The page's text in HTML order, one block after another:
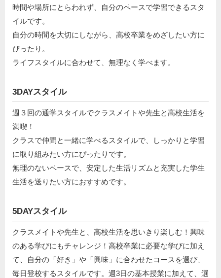
時間や場所にとらわれず、自分のペースで学習できるスタ
イルです。
自分の時間を大切にしながら、高校卒業をめざしたい方に
ぴったり。
ライフスタイルに合わせて、無理なく学べます。
3DAYスタイル
週３回の通学スタイルでクラスメイトや先生と高校生活を
満喫！
クラスで仲間と一緒に学べるスタイルで、しっかりと学習
に取り組みたい方にぴったりです。
無理のないペースで、安定した生活リズムと充実した学生
生活を送りたい方におすすめです。
5DAYスタイル
クラスメイトや先生と、高校生活を思いきり楽しむ！興味
のある学びにもチャレンジ！高校卒業に必要な学びに加え
て、自分の「好き」や「興味」に合わせたコースを選び、
毎日登校するスタイルです。週3日の基本授業に加えて、選